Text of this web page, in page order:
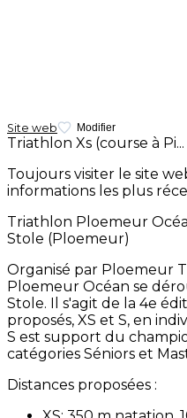
Site web Modifier
Triathlon Xs (course à Pi...
Toujours visiter le site
informations les plus
Triathlon Ploemeur
Stole (Ploemeur)
Organisé par Ploemeur
Ploemeur Océan se
Stole. Il s'agit de la 4e
proposés, XS et S, en
S est support du
catégories Séniors et
Distances proposées :